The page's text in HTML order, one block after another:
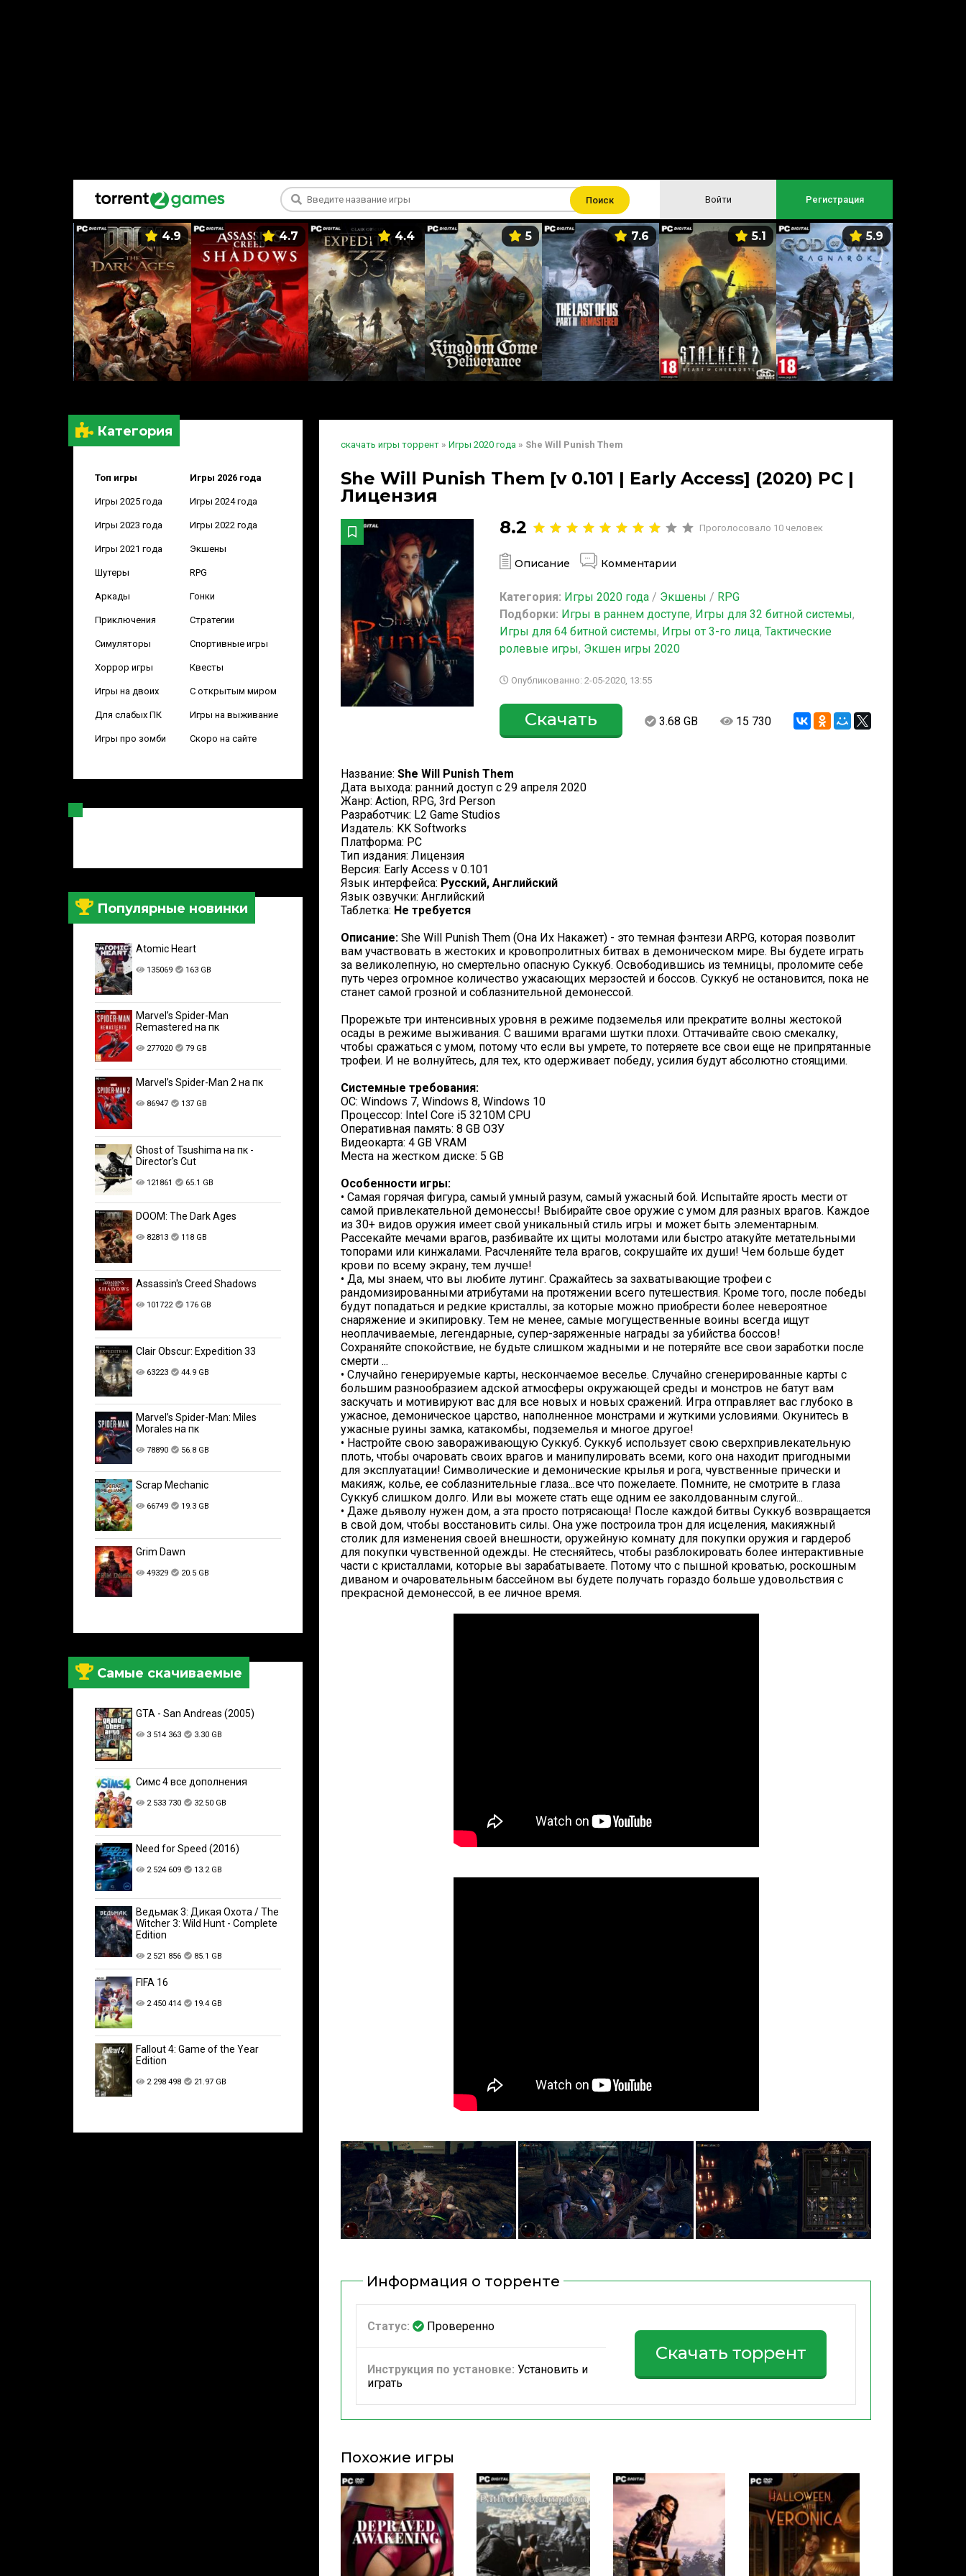
Поиск Войти Регистрация
4.9 4.7 4.4 5 7.6 5.1 5.9
Категория
Топ игры Игры 2026 года
Игры 2025 года Игры 2024 года
Игры 2023 года Игры 2022 года
Игры 2021 года Экшены
Шутеры RPG
Аркады Гонки
Приключения Стратегии
Симуляторы Спортивные игры
Хоррор игры Квесты
Игры на двоих С открытым миром
Для слабых ПК Игры на выживание
Игры про зомби Скоро на сайте
Популярные новинки
Atomic Heart
135069 163 GB
Marvel’s Spider-Man
Remastered на пк
277020 79 GB
Marvel’s Spider-Man 2 на пк
86947 137 GB
Ghost of Tsushima на пк -
Director's Cut
121861 65.1 GB
DOOM: The Dark Ages
82813 118 GB
Assassin's Creed Shadows
101722 176 GB
Clair Obscur: Expedition 33
63223 44.9 GB
Marvel’s Spider-Man: Miles
Morales на пк
78890 56.8 GB
Scrap Mechanic
66749 19.3 GB
Grim Dawn
49329 20.5 GB
Самые скачиваемые
GTA - San Andreas (2005)
3 514 363 3.30 GB
Симс 4 все дополнения
2 533 730 32.50 GB
Need for Speed (2016)
2 524 609 13.2 GB
Ведьмак 3: Дикая Охота / The
Witcher 3: Wild Hunt - Complete
Edition
2 521 856 85.1 GB
FIFA 16
2 450 414 19.4 GB
Fallout 4: Game of the Year
Edition
2 298 498 21.97 GB
скачать игры торрент » Игры 2020 года » She Will Punish Them
She Will Punish Them [v 0.101 | Early Access] (2020) PC |
Лицензия
8.2
Проголосовало 10 человек
Описание Комментарии
Категория: Игры 2020 года / Экшены / RPG
Подборки: Игры в раннем доступе, Игры для 32 битной системы,
Игры для 64 битной системы, Игры от 3-го лица,Тактические
ролевые игры, Экшен игры 2020
Опубликованно: 2-05-2020, 13:55
Скачать 3.68 GB 15 730
Название: She Will Punish Them
Дата выхода: ранний доступ с 29 апреля 2020
Жанр: Action, RPG, 3rd Person
Разработчик: L2 Game Studios
Издатель: KK Softworks
Платформа: PC
Тип издания: Лицензия
Версия: Early Access v 0.101
Язык интерфейса: Русский, Английский
Язык озвучки: Английский
Таблетка: Не требуется
Описание: She Will Punish Them (Она Их Накажет) - это темная фэнтези ARPG, которая позволит
вам участвовать в жестоких и кровопролитных битвах в демоническом мире. Вы будете играть
за великолепную, но смертельно опасную Суккуб. Освободившись из темницы, проломите себе
путь через огромное количество ужасающих мерзостей и боссов. Суккуб не остановится, пока не
станет самой грозной и соблазнительной демонессой.
Прорежьте три интенсивных уровня в режиме подземелья или прекратите волны жестокой
осады в режиме выживания. С вашими врагами шутки плохи. Оттачивайте свою смекалку,
чтобы сражаться с умом, потому что если вы умрете, то потеряете все свои еще не припрятанные
трофеи. И не волнуйтесь, для тех, кто одерживает победу, усилия будут абсолютно стоящими.
Системные требования:
ОС: Windows 7, Windows 8, Windows 10
Процессор: Intel Core i5 3210M CPU
Оперативная память: 8 GB ОЗУ
Видеокарта: 4 GB VRAM
Места на жестком диске: 5 GB
Особенности игры:
• Самая горячая фигура, самый умный разум, самый ужасный бой. Испытайте ярость мести от
самой привлекательной демонессы! Выбирайте свое оружие с умом для разных врагов. Каждое
из 30+ видов оружия имеет свой уникальный стиль игры и может быть элементарным.
Рассекайте мечами врагов, разбивайте их щиты молотами или быстро атакуйте метательными
топорами или кинжалами. Расчленяйте тела врагов, сокрушайте их души! Чем больше будет
крови по всему экрану, тем лучше!
• Да, мы знаем, что вы любите лутинг. Сражайтесь за захватывающие трофеи с
рандомизированными атрибутами на протяжении всего путешествия. Кроме того, после победы
будут попадаться и редкие кристаллы, за которые можно приобрести более невероятное
снаряжение и экипировку. Тем не менее, самые могущественные воины всегда ищут
неоплачиваемые, легендарные, супер-заряженные награды за убийства боссов!
Сохраняйте спокойствие, не будьте слишком жадными и не потеряйте все свои заработки после
смерти ...
• Случайно генерируемые карты, нескончаемое веселье. Случайно сгенерированные карты с
большим разнообразием адской атмосферы окружающей среды и монстров не батут вам
заскучать и мотивируют вас для все новых и новых сражений. Игра отправляет вас глубоко в
ужасное, демоническое царство, наполненное монстрами и жуткими условиями. Окунитесь в
ужасные руины замка, катакомбы, подземелья и многое другое!
• Настройте свою завораживающую Суккуб. Суккуб использует свою сверхпривлекательную
плоть, чтобы очаровать своих врагов и манипулировать всеми, кого она находит пригодными
для эксплуатации! Символические и демонические крылья и рога, чувственные прически и
макияж, колье, ее соблазнительные глаза...все что пожелаете. Помните, не смотрите в глаза
Суккуб слишком долго. Или вы можете стать еще одним ее заколдованным слугой...
• Даже дьяволу нужен дом, а эта просто потрясающа! После каждой битвы Суккуб возвращается
в свой дом, чтобы восстановить силы. Она уже построила трон для исцеления, макияжный
столик для изменения своей внешности, оружейную комнату для покупки оружия и гардероб
для покупки чувственной одежды. Не стесняйтесь, чтобы разблокировать более интерактивные
части с кристаллами, которые вы зарабатываете. Потому что с пышной кроватью, роскошным
диваном и очаровательным бассейном вы будете получать гораздо больше удовольствия с
прекрасной демонессой, в ее личное время.
Информация о торренте
Статус: Проверенно
Инструкция по установке: Установить и
играть
Скачать торрент
Похожие игры